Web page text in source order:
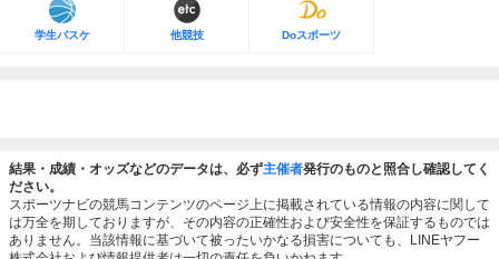
学生バスケ 他競技 Doスポーツ
結果・成績・オッズなどのデータは、必ず主催者発行のものと照合し確認してく
ださい。
スポーツナビの競馬コンテンツのページ上に掲載されている情報の内容に関して
は万全を期しておりますが、その内容の正確性および安全性を保証するものでは
ありません。当該情報に基づいて被ったいかなる損害についても、LINEヤフー